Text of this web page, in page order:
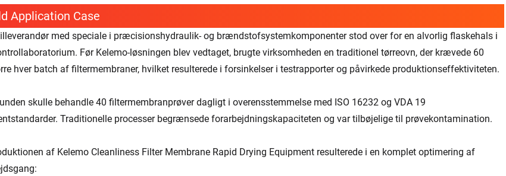
Application Case
med speciale i præcisionshydraulik- og brændstofsystemkomponenter stod over for en alvorlig flaskehals i
Før Kelemo-løsningen blev vedtaget, brugte virksomheden en traditionel tørreovn, der krævede 60
hver batch af filtermembraner, hvilket resulterede i forsinkelser i testrapporter og påvirkede produktionseffektiviteten.
skulle behandle 40 filtermembranprøver dagligt i overensstemmelse med ISO 16232 og VDA 19
Traditionelle processer begrænsede forarbejdningskapaciteten og var tilbøjelige til prøvekontamination.
af ​​Kelemo Cleanliness Filter Membrane Rapid Drying Equipment resulterede i en komplet optimering af